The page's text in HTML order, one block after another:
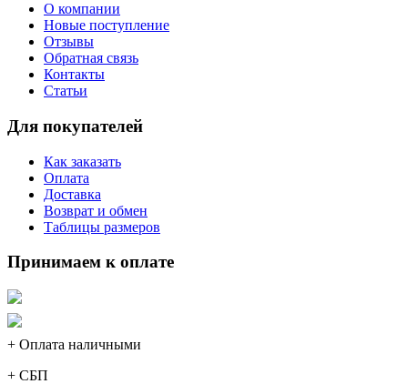
О компании
Новые поступление
Отзывы
Обратная связь
Контакты
Статьи
Для покупателей
Как заказать
Оплата
Доставка
Возврат и обмен
Таблицы размеров
Принимаем к оплате
+ Оплата наличными
+ СБП